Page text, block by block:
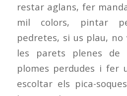
restar aglans, fer
mil colors, pintar
pedretes, si us plau,
les parets plenes de
plomes perdudes i fer
escoltar els pica-